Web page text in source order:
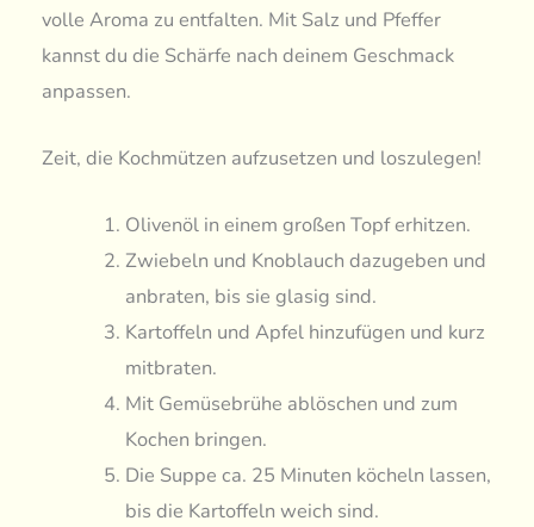
volle Aroma zu entfalten. Mit Salz und Pfeffer
kannst du die Schärfe nach deinem Geschmack
anpassen.
Zeit, die Kochmützen aufzusetzen und loszulegen!
Olivenöl in einem großen Topf erhitzen.
Zwiebeln und Knoblauch dazugeben und
anbraten, bis sie glasig sind.
Kartoffeln und Apfel hinzufügen und kurz
mitbraten.
Mit Gemüsebrühe ablöschen und zum
Kochen bringen.
Die Suppe ca. 25 Minuten köcheln lassen,
bis die Kartoffeln weich sind.